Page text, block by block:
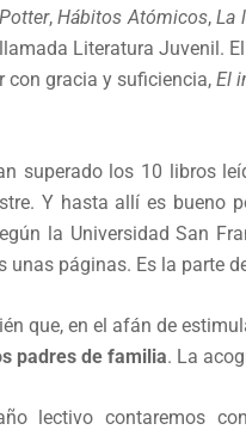
,Hábitos Atómicos,La
Literatura Juvenil.
con gracia y suficiencia, El
superado los 10 libros
Y hasta allí es bueno
la Universidad San
unas páginas. Es la parte
que, en el afán de
padres de familia. La
lectivo contaremos